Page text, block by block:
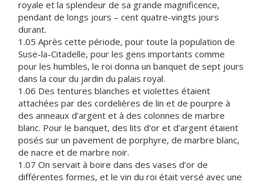
royale et la splendeur de sa grande magnificence,
pendant de longs jours – cent quatre-vingts jours
durant.
1.05 Après cette période, pour toute la population de
Suse-la-Citadelle, pour les gens importants comme
pour les humbles, le roi donna un banquet de sept jours
dans la cour du jardin du palais royal.
1.06 Des tentures blanches et violettes étaient
attachées par des cordelières de lin et de pourpre à
des anneaux d’argent et à des colonnes de marbre
blanc. Pour le banquet, des lits d’or et d’argent étaient
posés sur un pavement de porphyre, de marbre blanc,
de nacre et de marbre noir.
1.07 On servait à boire dans des vases d’or de
différentes formes, et le vin du roi était versé avec une